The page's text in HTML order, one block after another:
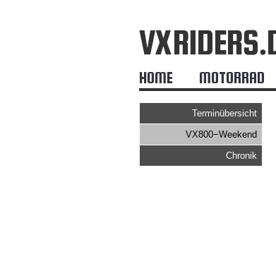
HOME MOTORRAD
Terminübersicht
VX800−Weekend
Chronik